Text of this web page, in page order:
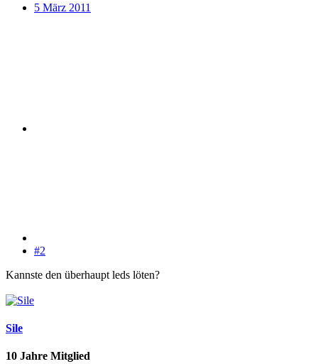
5 März 2011
#2
Kannste den überhaupt leds löten?
Sile
10 Jahre Mitglied